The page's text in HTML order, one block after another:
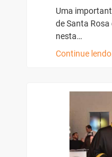
Uma
de Santa
nesta…
Continue